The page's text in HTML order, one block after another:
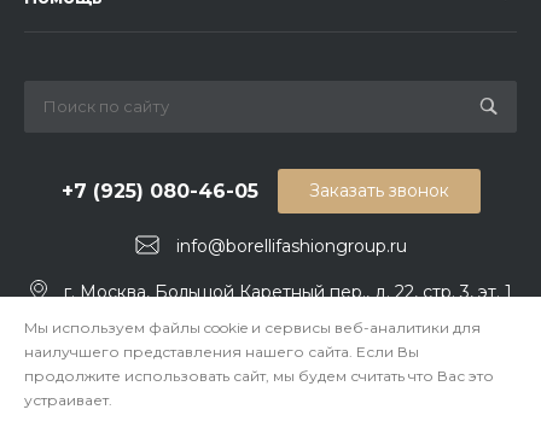
+7 (925) 080-46-05
info@borellifashiongroup.ru
Заказать звонок
г. Москва, Большой Каретный пер., д. 22, стр. 3, эт. 1
Мы используем файлы cookie и сервисы веб-аналитики для
наилучшего представления нашего сайта. Если Вы
продолжите использовать сайт, мы будем считать что Вас это
устраивает.